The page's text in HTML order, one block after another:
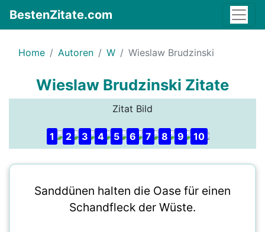
BestenZitate.com
Home Autoren W Wieslaw Brudzinski
Wieslaw Brudzinski Zitate
Zitat Bild
1 2 3 4 5 6 7 8 9 10
Sanddünen halten die Oase für einen
Schandfleck der Wüste.